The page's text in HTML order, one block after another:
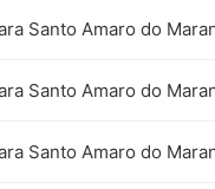
Santo Amaro do
Santo Amaro do
Santo Amaro do